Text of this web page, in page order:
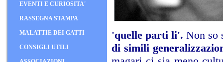
EVENTI E CURIOSITA'
RASSEGNA STAMPA
MALATTIE DEI GATTI
CONSIGLI UTILI
'quelle parti li'. Non so
di simili